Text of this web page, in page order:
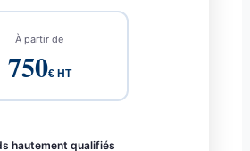
À partir de
750€ HT
hautement qualifiés